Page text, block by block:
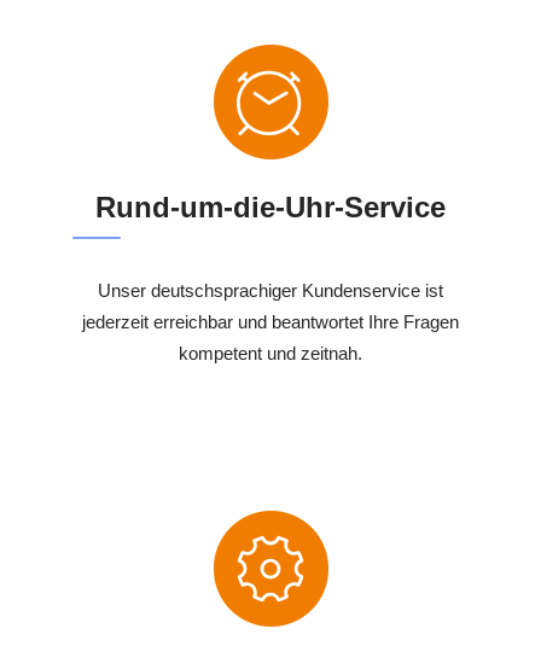
Rund-um-die-Uhr-Service
Unser deutschsprachiger Kundenservice ist
jederzeit erreichbar und beantwortet Ihre Fragen
kompetent und zeitnah.